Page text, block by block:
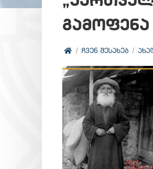
გამოფენა
ᲩᲕᲔᲜ ᲨᲔᲡᲐᲮᲔᲑ